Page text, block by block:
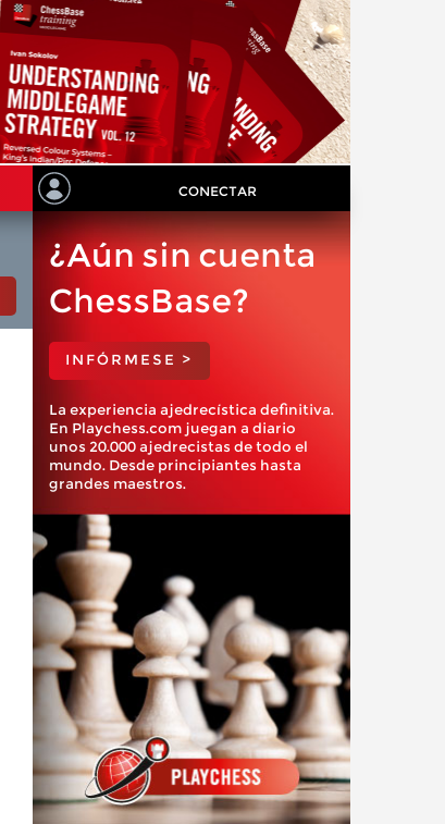
CONECTAR
¿Aún sin cuenta
ChessBase?
INFÓRMESE >
La experiencia ajedrecística definitiva.
En Playchess.com juegan a diario
unos 20.000 ajedrecistas de todo el
mundo. Desde principiantes hasta
grandes maestros.